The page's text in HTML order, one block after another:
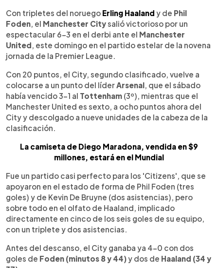
► Escuchar artículo
Con tripletes del noruego Erling Haaland y de Phil
Foden, el Manchester Citysalió victorioso por un
espectacular 6-3 en el derbi ante el Manchester
United, este domingo en el partido estelar de la novena
jornada de la Premier League.
Con 20 puntos, el City, segundo clasificado, vuelve a
colocarse a un punto del líderArsenal, que el sábado
había vencido 3-1 al Tottenham (3º), mientras que el
Manchester United es sexto, a ocho puntos ahora del
City y descolgado a nueve unidades de la cabeza de la
clasificación.
La camiseta de Diego Maradona, vendida en $9
millones, estará en el Mundial
Fue un partido casi perfecto para los 'Citizens', que se
apoyaron en el estado de forma de Phil Foden (tres
goles) y de Kevin De Bruyne (dos asistencias), pero
sobre todo en el olfato de Haaland, implicado
directamente en cinco de los seis goles de su equipo,
con un triplete y dos asistencias.
Antes del descanso, el City ganaba ya 4-0 con dos
goles de Foden (minutos 8 y 44)y dos de Haaland (34 y